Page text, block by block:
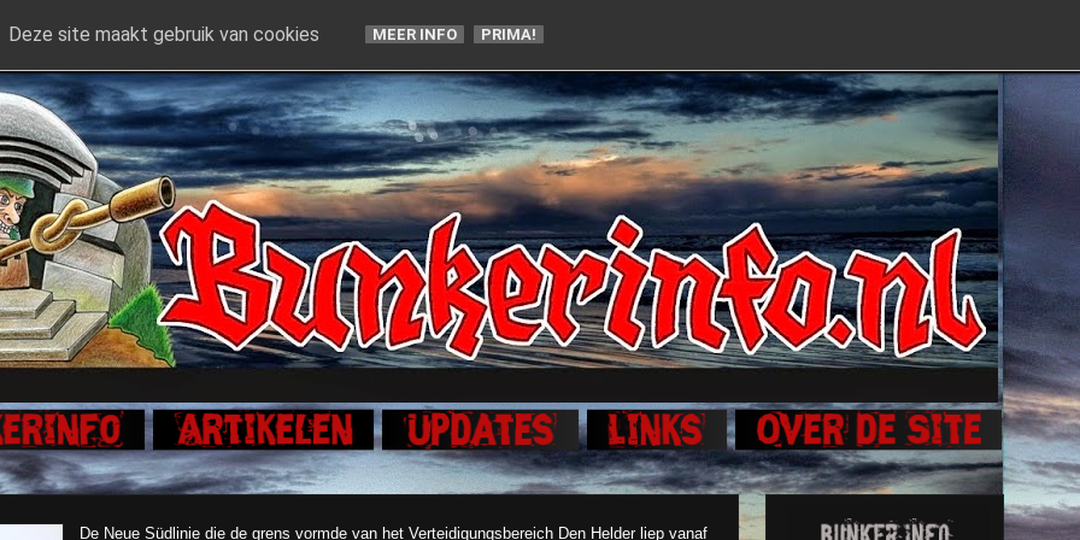
De Neue Südlinie die de grens vormde van het Verteidigungsbereich Den Helder liep vanaf
Deze site maakt gebruik van cookies MEER INFO PRIMA!